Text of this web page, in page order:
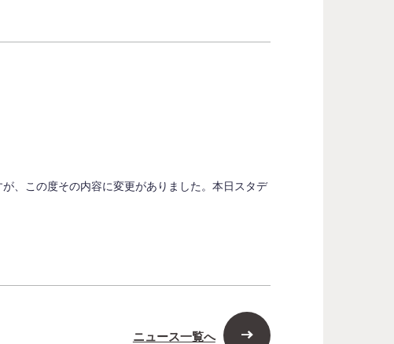
、この度その内容に変更がありました。本日スタデ
ニュース一覧へ